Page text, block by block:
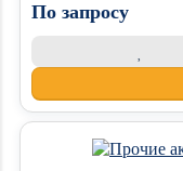
По запросу